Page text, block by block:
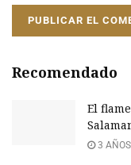
Recomendado
El
3